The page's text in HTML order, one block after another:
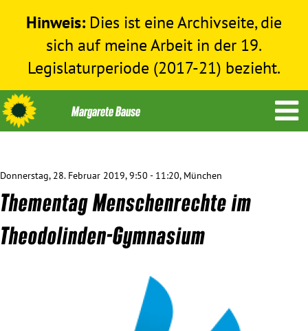
Hinweis: Dies ist eine Archivseite, die
sich auf meine Arbeit in der 19.
Legislaturperiode (2017-21) bezieht.
Themen
Menschenrechte
Donnerstag, 28. Februar 2019, 9:50 - 11:20, München
Thementag Menschenrechte im
Theodolinden-Gymnasium